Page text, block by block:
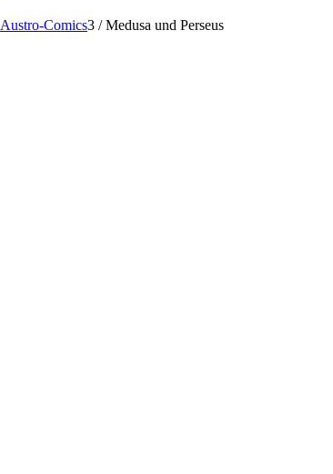
Austro-Comics3 / Medusa und Perseus